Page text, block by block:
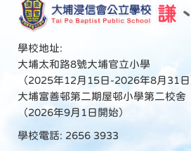
學校地址:
大埔太和路8號大埔官立小學
（2025年12月15日-2026年8月31日
大埔富善邨第二期屋邨小學第二校舍
（2026年9月1日開始）
學校電話: 2656 3933